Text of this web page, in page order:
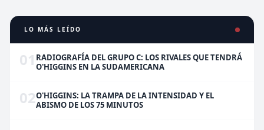
LO MÁS LEÍDO
01 RADIOGRAFÍA DEL GRUPO C: LOS RIVALES QUE TENDRÁ
O'HIGGINS EN LA SUDAMERICANA
02O'HIGGINS: LA TRAMPA DE LA INTENSIDAD Y EL
ABISMO DE LOS 75 MINUTOS